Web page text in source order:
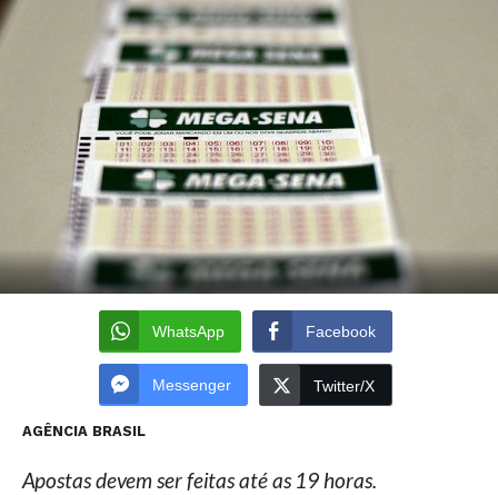
WhatsApp Facebook
Messenger Twitter/X
AGÊNCIA BRASIL
Apostas devem ser feitas até as 19 horas.